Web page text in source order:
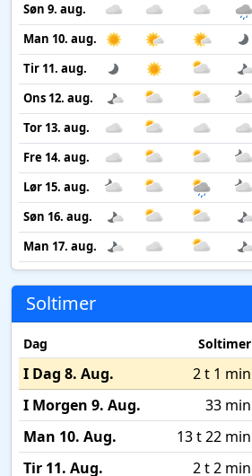
Søn 9. aug.
Man 10. aug.
Tir 11. aug.
Ons 12. aug.
Tor 13. aug.
Fre 14. aug.
Lør 15. aug.
Søn 16. aug.
Man 17. aug.
Soltimer
Dag Soltimer
I Dag 8. Aug. 2 t 1 min
I Morgen 9. Aug.
33 min
Man 10. Aug.
13 t 22 min
Tir 11. Aug.
2 t 2 min